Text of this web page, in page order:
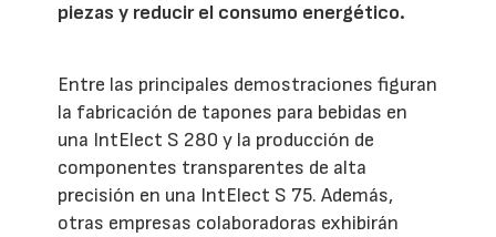
piezas y reducir el consumo energético.
Entre las principales demostraciones figuran
la fabricación de tapones para bebidas en
una IntElect S 280 y la producción de
componentes transparentes de alta
precisión en una IntElect S 75. Además,
otras empresas colaboradoras exhibirán